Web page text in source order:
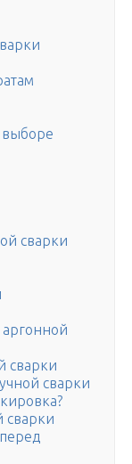
выборе
сварки
сварки
сварки
сварки